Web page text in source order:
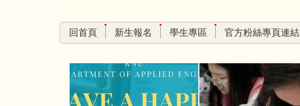
回首頁 新生報名 學生專區 官方粉絲專頁連結